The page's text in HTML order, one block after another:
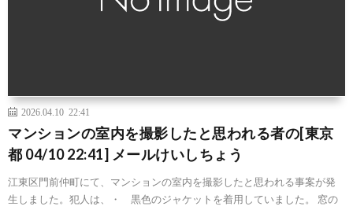
2026.04.10 22:41
マンションの室内を撮影したと思われる者の[東京
都 04/10 22:41] メールけいしちょう
江東区門前仲町にて、マンションの室内を撮影したと思われる事案が発
生しました。犯人は、・ 黒色のジャケットを着用していました。 窓の